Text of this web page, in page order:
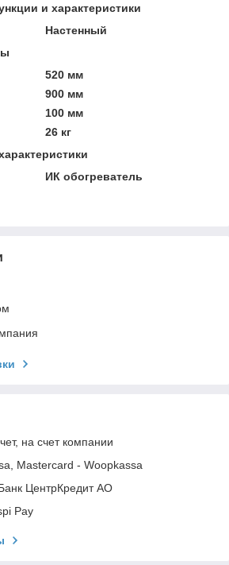
и характеристики
Настенный
520 мм
900 мм
100 мм
26 кг
ИК обогреватель
на счет компании
Mastercard - Woopkassa
ЦентрКредит АО
Pay